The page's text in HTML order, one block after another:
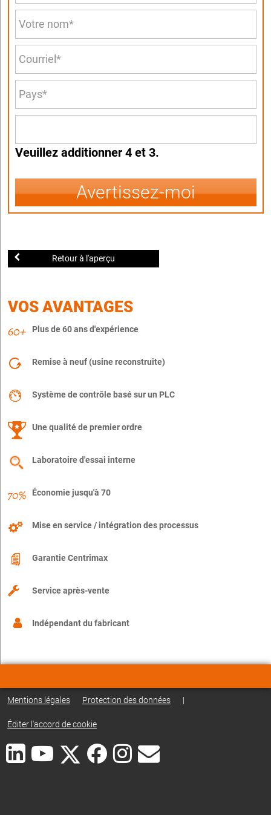
Veuillez additionner 4 et 3.
Avertissez-moi
Retour à l'aperçu
VOS AVANTAGES
Plus de 60 ans d'expérience
Remise à neuf (usine reconstruite)
Système de contrôle basé sur un PLC
Une qualité de premier ordre
Laboratoire d'essai interne
Économie jusqu'à 70
Mise en service / intégration des processus
Garantie Centrimax
Service après-vente
Indépendant du fabricant
Mentions légales Protection des données |
Éditer l'accord de cookie